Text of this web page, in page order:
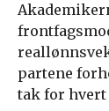
partene
tak for